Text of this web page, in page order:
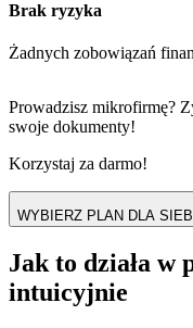
Brak ryzyka
Żadnych zobowiązań
Prowadzisz mikrofirmę?
swoje dokumenty!
Korzystaj za darmo!
WYBIERZ PLAN DLA
Jak to działa w
intuicyjnie